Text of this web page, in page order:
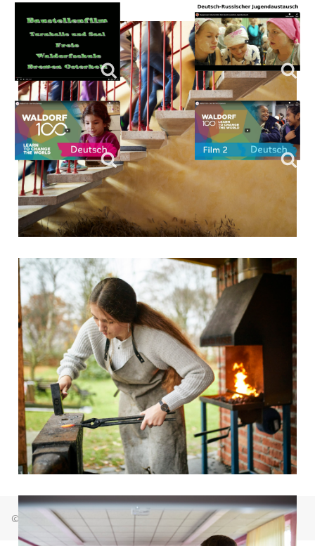
© Freie Waldorfschule Bremen Osterholz 2026